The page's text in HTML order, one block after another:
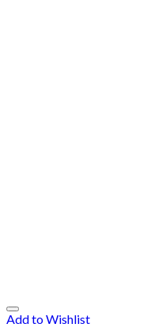
Add to Wishlist